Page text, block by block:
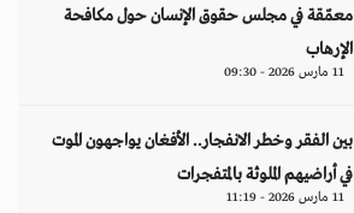
معمّقة في مجلس حقوق الإنسان حول مكافحة
الإرهاب
11 مارس 2026 - 09:30
بين الفقر وخطر الانفجار.. الأفغان يواجهون الموت
في أراضيهم الملوثة بالمتفجرات
11 مارس 2026 - 11:19